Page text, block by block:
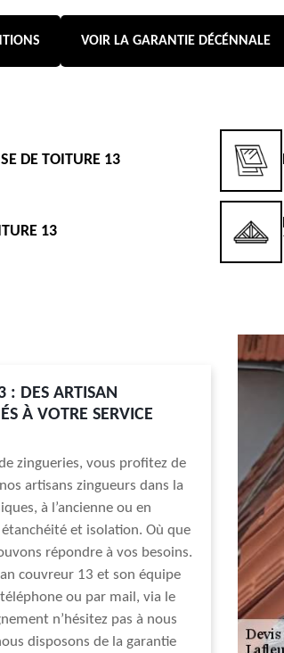
VOIR LA GARANTIE DÉCÉNNALE
DE TOITURE 13
13
: DES ARTISAN
À VOTRE SERVICE
zingueries, vous profitez de
artisans zingueurs dans la
à l’ancienne ou en
et isolation. Où que
répondre à vos besoins.
couvreur 13 et son équipe
ou par mail, via le
n’hésitez pas à nous
disposons de la garantie